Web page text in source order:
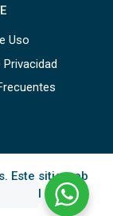
Uso
Este sitio web
del SNS.